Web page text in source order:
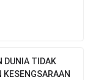
DUNIA TIDAK
KESENGSARAAN